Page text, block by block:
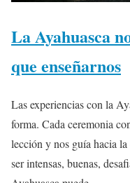
La Ayahuasca
que enseñarnos
Las experiencias con la
forma. Cada ceremonia
lección y nos guía hacia
ser intensas, buenas,